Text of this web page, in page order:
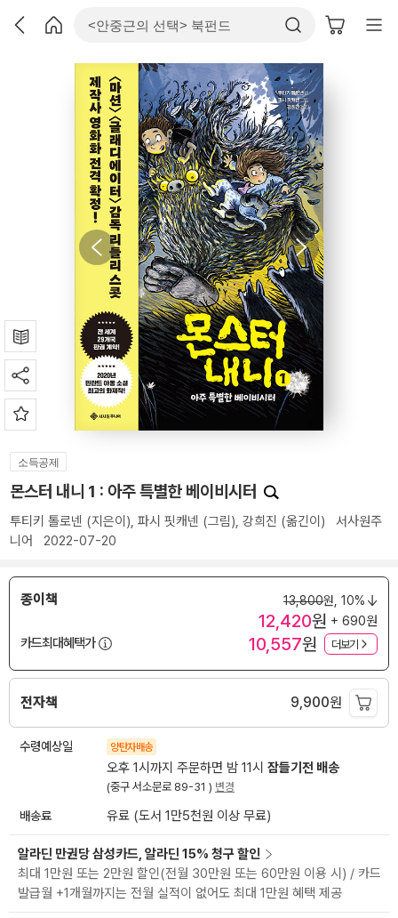
소득공제
몬스터 내니 1 : 아주 특별한 베이비시터
투티키 톨로넨 (지은이), 파시 핏캐넨 (그림), 강희진 (옮긴이) 서사원주
니어
2022-07-20
종이책 13,800원, 10%
12,420원 + 690원
카드최대혜택가
10,557원 더보기
전자책 9,900원
수령예상일 양탄자배송
오후 1시까지 주문하면 밤 11시 잠들기전 배송
(중구 서소문로 89-31 ) 변경
배송료 유료 (도서 1만5천원 이상 무료)
알라딘 만권당 삼성카드, 알라딘 15% 청구 할인
최대 1만원 또는 2만원 할인(전월 30만원 또는 60만원 이용 시) / 카드
발급월 +1개월까지는 전월 실적이 없어도 최대 1만원 혜택 제공